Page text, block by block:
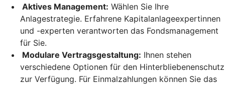
Aktives Management: Wählen Sie Ihre
Anlagestrategie. Erfahrene Kapitalanlageexpertinnen
und -experten verantworten das Fondsmanagement
für Sie.
Modulare Vertragsgestaltung: Ihnen stehen
verschiedene Optionen für den Hinterbliebenenschutz
zur Verfügung. Für Einmalzahlungen können Sie das